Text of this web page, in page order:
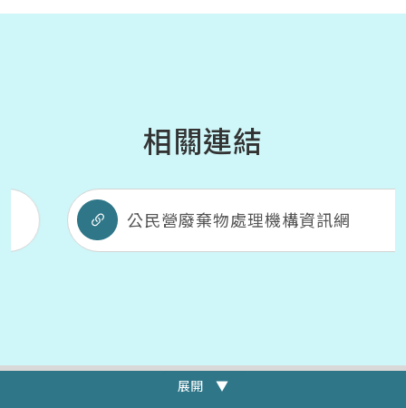
相關連結
公民營廢棄物處理機構資訊網
展開 ▼